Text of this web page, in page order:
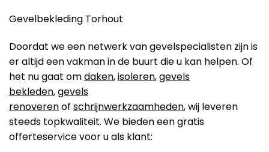
Gevelbekleding Torhout
Doordat we een netwerk van gevelspecialisten zijn is
er altijd een vakman in de buurt die u kan helpen. Of
het nu gaat omdaken,isoleren,gevels
bekleden,gevels
renoverenof schrijnwerkzaamheden, wij leveren
steeds topkwaliteit. We bieden een gratis
offerteservice voor u als klant: